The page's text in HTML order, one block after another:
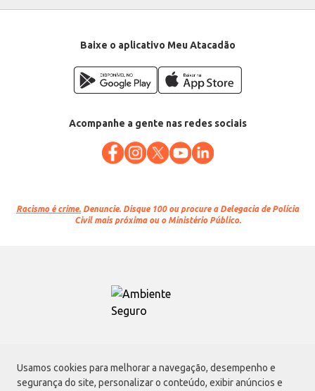
Usamos cookies para melhorar a navegação, desempenho e
segurança do site, personalizar o conteúdo, exibir anúncios e
Baixe o aplicativo Meu Atacadão
Acompanhe a gente nas redes sociais
Racismo é crime. Denuncie. Disque 100 ou procure a Delegacia de Polícia
Civil mais próxima ou o Ministério Público.
Atacadão S.A.
Avenida Morvan Dias de Figueiredo, 6169, Vila Maria, São Paulo - SP | CEP
02170-901 | CNPJ: 75.315.333/0001-09